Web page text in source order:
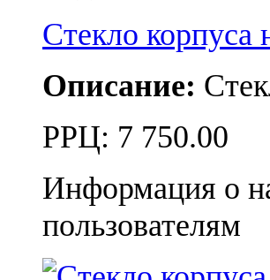
Стекло
Описание:
РРЦ: 7 750.00
Информация о
пользователям